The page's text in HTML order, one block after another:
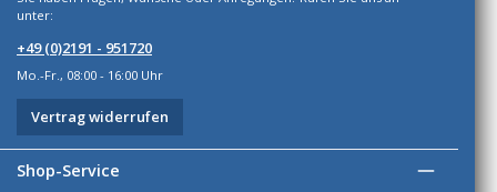
unter:
+49 (0)2191 - 951720
Mo.-Fr., 08:00 - 16:00 Uhr
Vertrag widerrufen
Shop-Service